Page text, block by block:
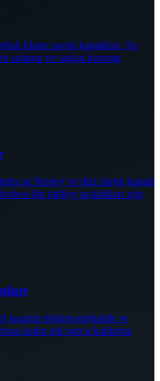
klape savak kapakları. Su
sulama ve taşkın koruma
su Stoney ve düz sürgü kapak
dip tahliye açıklıkları için
tasarım elektro-mekanik ve
kadar tek parça kaldırma